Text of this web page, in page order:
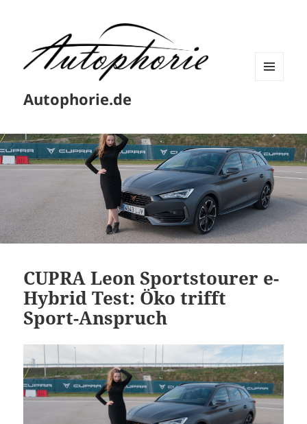
Autophorie.de
CUPRA Leon Sportstourer e-
Hybrid Test: Öko trifft
Sport-Anspruch